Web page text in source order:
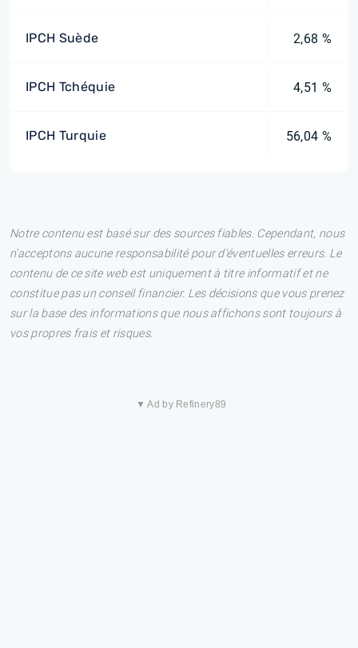
IPCH Suède 2,68 %
IPCH Tchéquie 4,51 %
IPCH Turquie 56,04 %
Notre contenu est basé sur des sources fiables. Cependant, nous
n'acceptons aucune responsabilité pour d'éventuelles erreurs. Le
contenu de ce site web est uniquement à titre informatif et ne
constitue pas un conseil financier. Les décisions que vous prenez
sur la base des informations que nous affichons sont toujours à
vos propres frais et risques.
▼ Ad by Refinery89